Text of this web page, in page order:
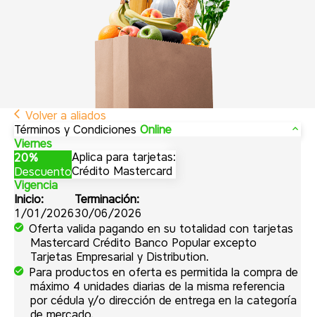
Volver a aliados
Términos y CondicionesOnline
Viernes
20%
Descuento
Aplica para tarjetas:
Crédito Mastercard
Vigencia
Inicio:
1/01/2026
Terminación:
30/06/2026
Oferta valida pagando en su totalidad con tarjetas
Mastercard Crédito Banco Popular excepto
Tarjetas Empresarial y Distribution.
Para productos en oferta es permitida la compra de
máximo 4 unidades diarias de la misma referencia
por cédula y/o dirección de entrega en la categoría
de mercado.